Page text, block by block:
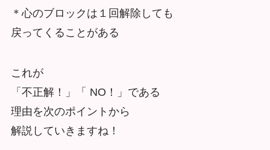
＊心のブロックは１回解除しても
戻ってくることがある
これが
「不正解！」「 NO！」である
理由を次のポイントから
解説していきますね！